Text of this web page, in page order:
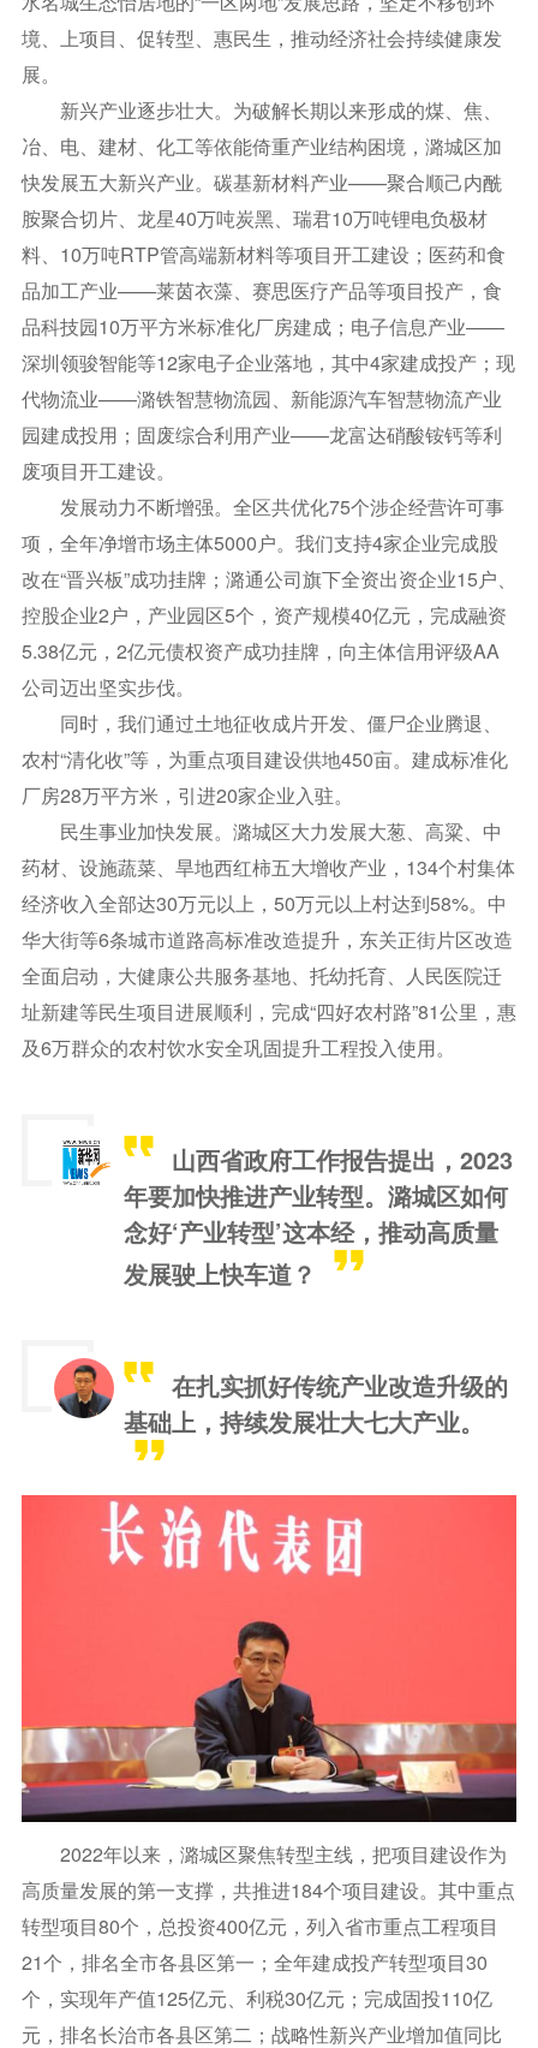
境、上项目、促转型、惠民生，推动经济社会持续健康发
展。
新兴产业逐步壮大。为破解长期以来形成的煤、焦、
冶、电、建材、化工等依能倚重产业结构困境，潞城区加
快发展五大新兴产业。碳基新材料产业——聚合顺己内酰
胺聚合切片、龙星40万吨炭黑、瑞君10万吨锂电负极材
料、10万吨RTP管高端新材料等项目开工建设；医药和食
品加工产业——莱茵衣藻、赛思医疗产品等项目投产，食
品科技园10万平方米标准化厂房建成；电子信息产业——
深圳领骏智能等12家电子企业落地，其中4家建成投产；现
代物流业——潞铁智慧物流园、新能源汽车智慧物流产业
园建成投用；固废综合利用产业——龙富达硝酸铵钙等利
废项目开工建设。
发展动力不断增强。全区共优化75个涉企经营许可事
项，全年净增市场主体5000户。我们支持4家企业完成股
改在“晋兴板”成功挂牌；潞通公司旗下全资出资企业15户、
控股企业2户，产业园区5个，资产规模40亿元，完成融资
5.38亿元，2亿元债权资产成功挂牌，向主体信用评级AA
公司迈出坚实步伐。
同时，我们通过土地征收成片开发、僵尸企业腾退、
农村“清化收”等，为重点项目建设供地450亩。建成标准化
厂房28万平方米，引进20家企业入驻。
民生事业加快发展。潞城区大力发展大葱、高粱、中
药材、设施蔬菜、旱地西红柿五大增收产业，134个村集体
经济收入全部达30万元以上，50万元以上村达到58%。中
华大街等6条城市道路高标准改造提升，东关正街片区改造
全面启动，大健康公共服务基地、托幼托育、人民医院迁
址新建等民生项目进展顺利，完成“四好农村路”81公里，惠
及6万群众的农村饮水安全巩固提升工程投入使用。
山西省政府工作报告提出，2023
年要加快推进产业转型。潞城区如何
念好‘产业转型’这本经，推动高质量
发展驶上快车道？
在扎实抓好传统产业改造升级的
基础上，持续发展壮大七大产业。
2022年以来，潞城区聚焦转型主线，把项目建设作为
高质量发展的第一支撑，共推进184个项目建设。其中重点
转型项目80个，总投资400亿元，列入省市重点工程项目
21个，排名全市各县区第一；全年建成投产转型项目30
个，实现年产值125亿元、利税30亿元；完成固投110亿
元，排名长治市各县区第二；战略性新兴产业增加值同比